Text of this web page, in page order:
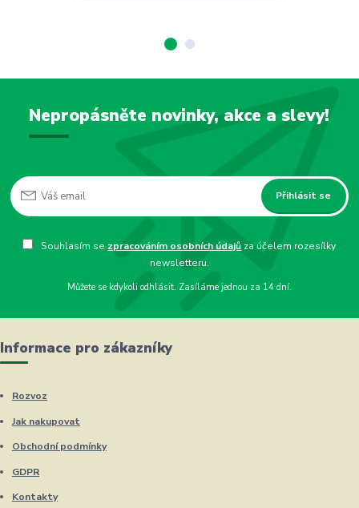
Nepropásněte novinky, akce a slevy!
Přihlásit se
Souhlasím se zpracováním osobních údajů za účelem rozesílky
newsletteru.
Můžete se kdykoli odhlásit. Zasíláme jednou za 14 dní.
Informace pro zákazníky
Rozvoz
Jak nakupovat
Obchodní podmínky
GDPR
Kontakty